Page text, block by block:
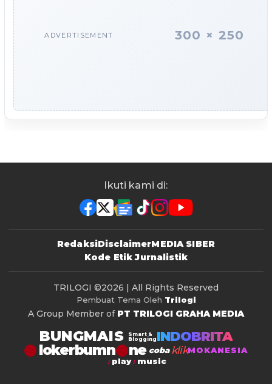
ADVERTISEMENT 300 × 250
Ikuti kami di:
RedaksiDisclaimerMEDIA SIBER
Kode Etik Jurnalistik
TRILOGI ©2026 | All Rights Reserved
Pembuat Tema Oleh Trilogi
A Group Member of PT TRILOGI GRAHA MEDIA
BUNGMAIS
Smart &
Blogging INDOBRITA
lokerbumn coba klikMOKANESIA
play
music